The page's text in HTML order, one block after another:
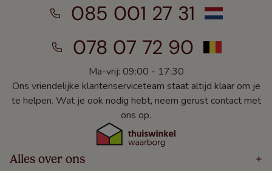
085 001 27 31
078 07 72 90
Ma-vrij: 09:00 - 17:30
Ons vriendelijke klantenserviceteam staat altijd klaar om je
te helpen. Wat je ook nodig hebt, neem gerust contact met
ons op.
Alles over ons +